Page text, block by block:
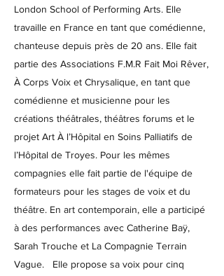
London School of Performing Arts. Elle
travaille en France en tant que comédienne,
chanteuse depuis près de 20 ans. Elle fait
partie des Associations F.M.R Fait Moi Rêver,
À Corps Voix et Chrysalique, en tant que
comédienne et musicienne pour les
créations théâtrales, théâtres forums et le
projet Art À l’Hôpital en Soins Palliatifs de
l’Hôpital de Troyes. Pour les mêmes
compagnies elle fait partie de l'équipe de
formateurs pour les stages de voix et du
théâtre. En art contemporain, elle a participé
à des performances avec Catherine Baÿ,
Sarah Trouche et La Compagnie Terrain
Vague. Elle propose sa voix pour cinq